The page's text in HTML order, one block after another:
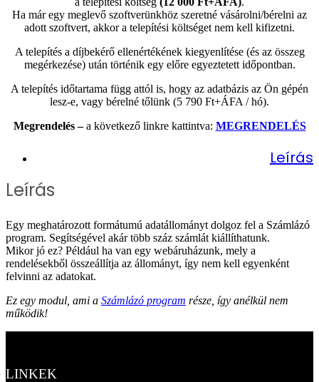
Ha már egy meglevő szoftverünkhöz szeretné vásárolni/bérelni az
adott szoftvert, akkor a telepítési költséget nem kell kifizetni.
A telepítés a díjbekérő ellenértékének kiegyenlítése (és az összeg
megérkezése) után történik egy előre egyeztetett időpontban.
A telepítés időtartama függ attól is, hogy az adatbázis az Ön gépén
lesz-e, vagy bérelné tőlünk (5 790 Ft+ÁFA / hó).
Megrendelés –a következő linkre kattintva: MEGRENDELÉS
Leírás
Leírás
Egy meghatározott formátumú adatállományt dolgoz fel a Számlázó
program. Segítségével akár több száz számlát kiállíthatunk.
Mikor jó ez? Például ha van egy webáruházunk, mely a
rendelésekből összeállítja az állományt, így nem kell egyenként
felvinni az adatokat.
Ez egy modul, ami a Számlázó program része, így anélkül nem
működik!
LINKEK